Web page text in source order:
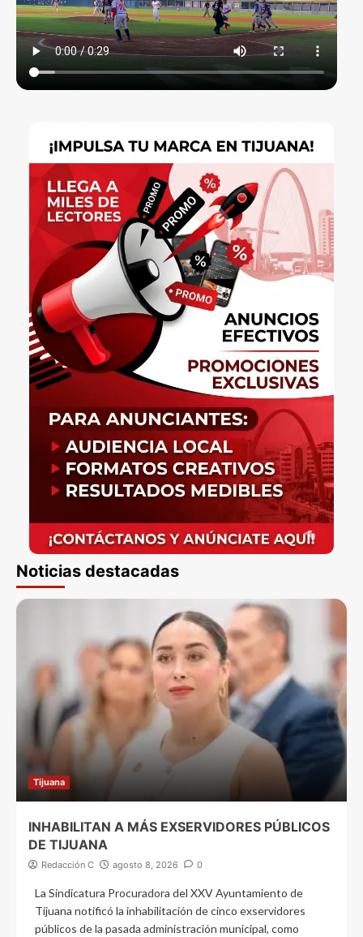
Noticias destacadas
Tijuana
INHABILITAN A MÁS EXSERVIDORES PÚBLICOS
DE TIJUANA
Redacción C agosto 8, 2026 0
La Sindicatura Procuradora del XXV Ayuntamiento de
Tijuana notificó la inhabilitación de cinco exservidores
públicos de la pasada administración municipal, como